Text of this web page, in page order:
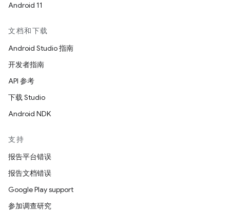
Android 11
文档和下载
Android Studio 指南
开发者指南
API 参考
下载 Studio
Android NDK
支持
报告平台错误
报告文档错误
Google Play support
参加调查研究